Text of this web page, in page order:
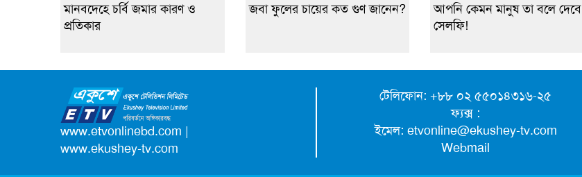
মানবদেহে চর্বি জমার কারণ ও
প্রতিকার
জবা ফুলের চায়ের কত গুণ জানেন?
আপনি কেমন মানুষ তা বলে দেবে
সেলফি!
www.etvonlinebd.com |
www.ekushey-tv.com
টেলিফোন: +৮৮ ০২ ৫৫০১৪৩১৬-২৫
ফ্যক্স :
ইমেল: etvonline@ekushey-tv.com
Webmail